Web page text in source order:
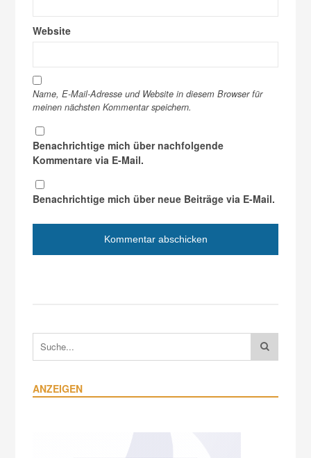
Website
Name, E-Mail-Adresse und Website in diesem Browser für
meinen nächsten Kommentar speichern.
Benachrichtige mich über nachfolgende
Kommentare via E-Mail.
Benachrichtige mich über neue Beiträge via E-Mail.
ANZEIGEN